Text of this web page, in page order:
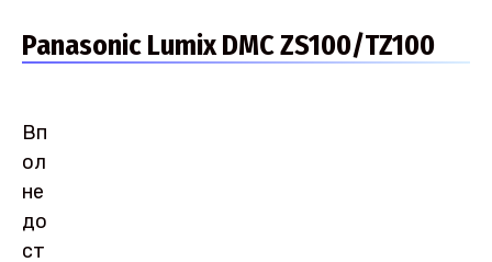
Panasonic Lumix DMC ZS100/TZ100
Вп
ол
не
до
ст